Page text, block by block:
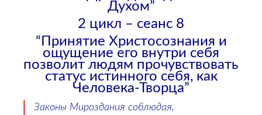
Духом”
2 цикл – сеанс 8
“Принятие Христосознания и
ощущение его внутри себя
позволит людям прочувствовать
статус истинного себя, как
Человека-Творца”
Законы Мироздания соблюдая,